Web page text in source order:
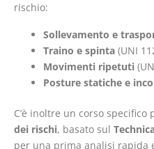
rischio:
Sollevamento e
Traino e spinta (UNI
Movimenti ripetuti
Posture statiche e
C’è inoltre un corso specifico
dei rischi, basato sul
per una prima analisi rapida